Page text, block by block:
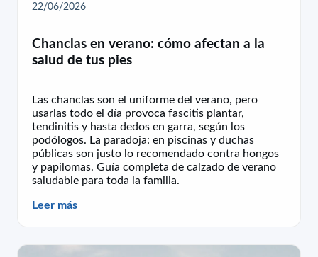
22/06/2026
Chanclas en verano: cómo afectan a la
salud de tus pies
Las chanclas son el uniforme del verano, pero
usarlas todo el día provoca fascitis plantar,
tendinitis y hasta dedos en garra, según los
podólogos. La paradoja: en piscinas y duchas
públicas son justo lo recomendado contra hongos
y papilomas. Guía completa de calzado de verano
saludable para toda la familia.
Leer más